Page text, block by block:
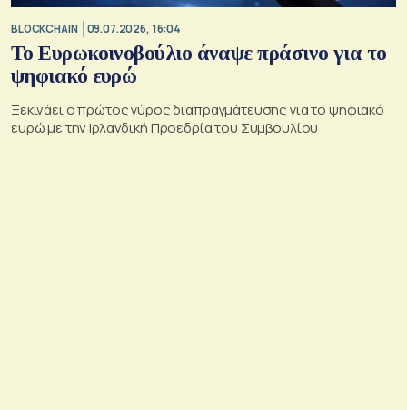
BLOCKCHAIN 09.07.2026, 16:04
Το Ευρωκοινοβούλιο άναψε πράσινο για το
ψηφιακό ευρώ
Ξεκινάει ο πρώτος γύρος διαπραγμάτευσης για το ψηφιακό
ευρώ με την Ιρλανδική Προεδρία του Συμβουλίου